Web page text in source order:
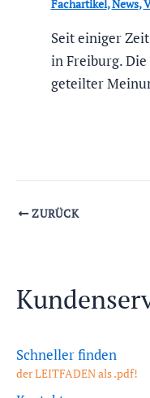
Fachartikel,News,
Seit einiger
in Freiburg. Die
geteilter
ZURÜCK
Schneller finden
der LEITFADEN als .pdf!